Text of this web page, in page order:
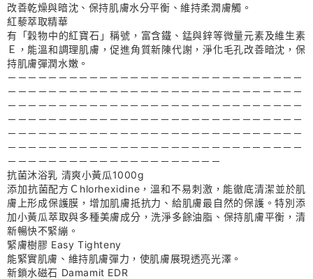
改善乾燥與暗沈、保持肌膚水分平衡、維持柔潤膚觸。
紅藜萃取精華
有「穀物中的紅寶石」稱號，富含鐵、錳與鋅等微量元素及維生素
Ｅ，能溫和調理肌膚，促進角質新陳代謝，淨化毛孔改善暗沈，保
持肌膚彈潤水嫩。
－－－－－－－－－－－－－－－－－－－－－－－－－－－－－
－－－－－－－－－－－－－－－－－－－－－－－－－－－－－
－－－－－－－－－－－－－－－－－－－－－－－－－－－－－
－－－－－－－－－－－－－－－－－－－－－－－－－－－－－
－－－－－－－－－－－－－－－－－－－－－－－－－－－－－
－－－－－－－－－－－－－－－－－－－－－－－－－－－－－
－－－－－－－－－－－－－－－－－－－－－
抗菌沐浴乳 清爽小黃瓜1000g
添加抗菌配方Ｃhlorhexidine，溫和不易刺激，能徹底清潔並於肌
膚上形成保護膜，增加肌膚抵抗力、給肌膚最自然的保護。特別添
加小黃瓜萃取與多種美膚成分，洗淨多餘油脂、保持肌膚平衡，清
新暢快不緊繃。
緊膚樹膠 Easy Tighteny
能緊實肌膚、維持肌膚彈力，使肌膚展現透亮光澤。
新鎖水磁石 Damamit EDR